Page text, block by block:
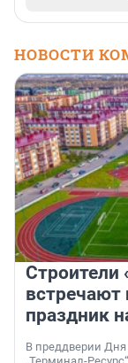
НОВОСТИ
Строители
встречают
праздник
В преддверии